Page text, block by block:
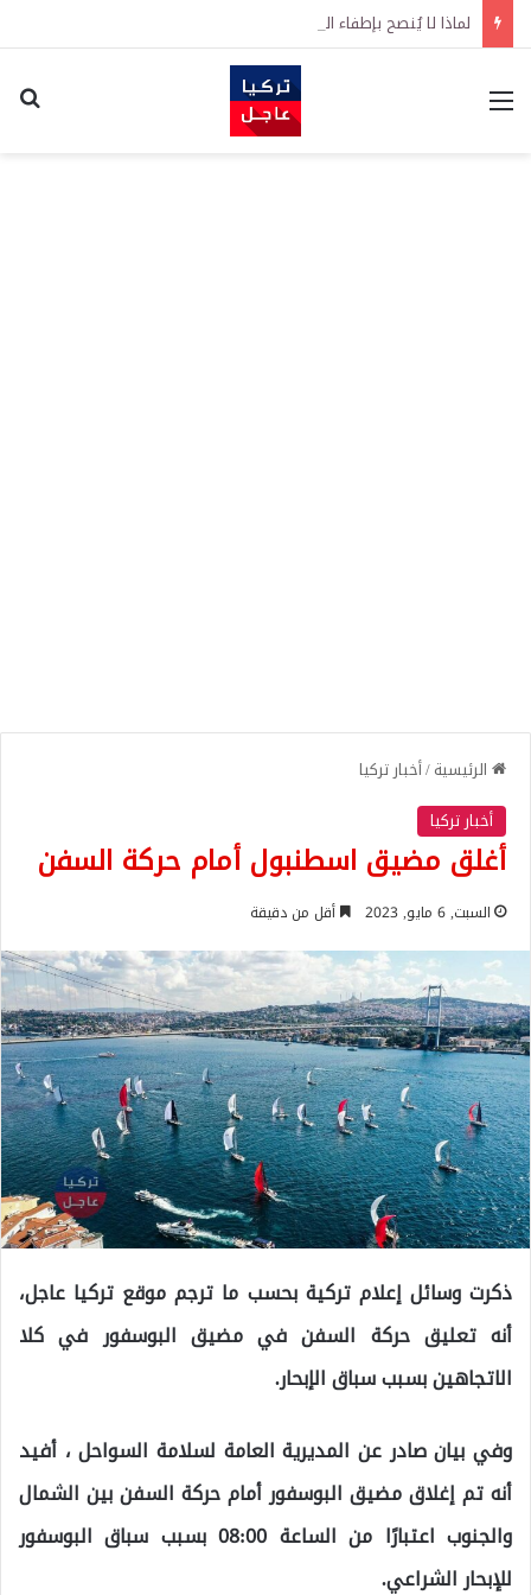
القائمة
الرئيسية/أخبار تركيا
أخبار تركيا
أغلق مضيق اسطنبول أمام حركة السفن
السبت, 6 مايو, 2023 أقل من دقيقة
ذكرت وسائل إعلام تركية بحسب ما ترجم موقع تركيا عاجل،
أنه تعليق حركة السفن في مضيق البوسفور في كلا
الاتجاهين بسبب سباق الإبحار.
وفي بيان صادر عن المديرية العامة لسلامة السواحل ، أفيد
أنه تم إغلاق مضيق البوسفور أمام حركة السفن بين الشمال
والجنوب اعتبارًا من الساعة 08:00 بسبب سباق البوسفور
للإبحار الشراعي.